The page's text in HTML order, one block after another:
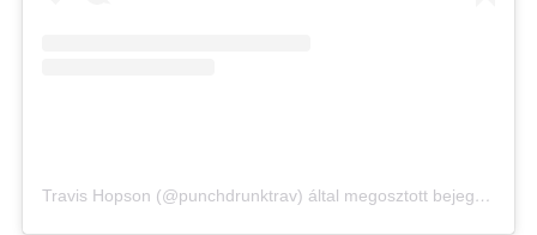
Travis Hopson (@punchdrunktrav) által megosztott bejegyzés